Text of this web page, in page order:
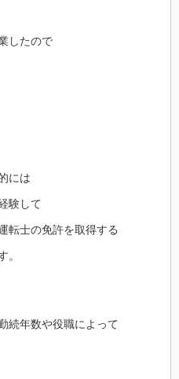
したので
には
験して
転士の免許を取得する
。
続年数や役職によって